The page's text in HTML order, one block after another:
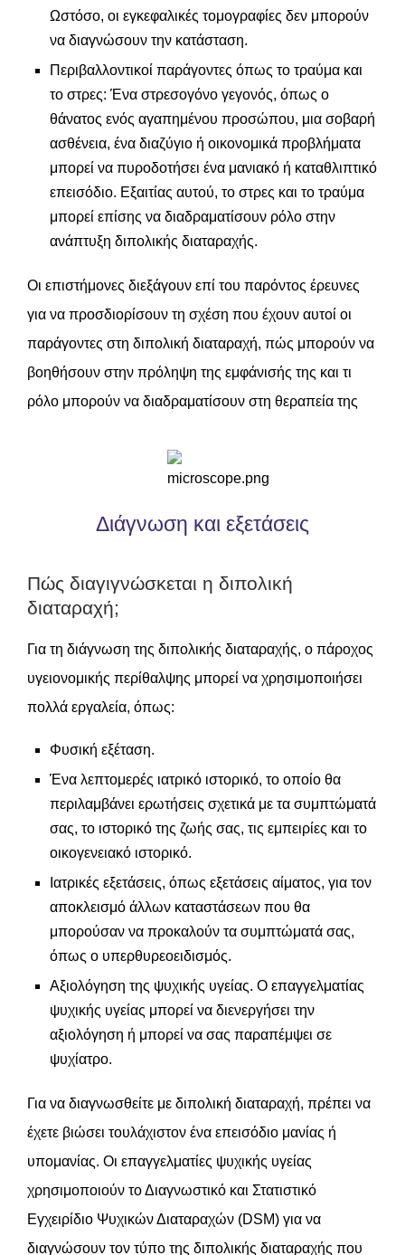
Ωστόσο, οι εγκεφαλικές τομογραφίες δεν μπορούν
να διαγνώσουν την κατάσταση.
Περιβαλλοντικοί παράγοντες όπως το τραύμα και
το στρες: Ένα στρεσογόνο γεγονός, όπως ο
θάνατος ενός αγαπημένου προσώπου, μια σοβαρή
ασθένεια, ένα διαζύγιο ή οικονομικά προβλήματα
μπορεί να πυροδοτήσει ένα μανιακό ή καταθλιπτικό
επεισόδιο. Εξαιτίας αυτού, το στρες και το τραύμα
μπορεί επίσης να διαδραματίσουν ρόλο στην
ανάπτυξη διπολικής διαταραχής.
Οι επιστήμονες διεξάγουν επί του παρόντος έρευνες
για να προσδιορίσουν τη σχέση που έχουν αυτοί οι
παράγοντες στη διπολική διαταραχή, πώς μπορούν να
βοηθήσουν στην πρόληψη της εμφάνισής της και τι
ρόλο μπορούν να διαδραματίσουν στη θεραπεία της
Διάγνωση και εξετάσεις
Πώς διαγιγνώσκεται η διπολική
διαταραχή;
Για τη διάγνωση της διπολικής διαταραχής, ο πάροχος
υγειονομικής περίθαλψης μπορεί να χρησιμοποιήσει
πολλά εργαλεία, όπως:
Φυσική εξέταση.
Ένα λεπτομερές ιατρικό ιστορικό, το οποίο θα
περιλαμβάνει ερωτήσεις σχετικά με τα συμπτώματά
σας, το ιστορικό της ζωής σας, τις εμπειρίες και το
οικογενειακό ιστορικό.
Ιατρικές εξετάσεις, όπως εξετάσεις αίματος, για τον
αποκλεισμό άλλων καταστάσεων που θα
μπορούσαν να προκαλούν τα συμπτώματά σας,
όπως ο υπερθυρεοειδισμός.
Αξιολόγηση της ψυχικής υγείας. Ο επαγγελματίας
ψυχικής υγείας μπορεί να διενεργήσει την
αξιολόγηση ή μπορεί να σας παραπέμψει σε
ψυχίατρο.
Για να διαγνωσθείτε με διπολική διαταραχή, πρέπει να
έχετε βιώσει τουλάχιστον ένα επεισόδιο μανίας ή
υπομανίας. Οι επαγγελματίες ψυχικής υγείας
χρησιμοποιούν το Διαγνωστικό και Στατιστικό
Εγχειρίδιο Ψυχικών Διαταραχών (DSM) για να
διαγνώσουν τον τύπο της διπολικής διαταραχής που